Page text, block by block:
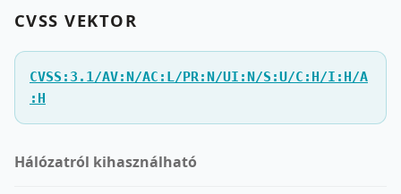
CVSS VEKTOR
CVSS:3.1/AV:N/AC:L/PR:N/UI:N/S:U/C:H/I:H/A
:H
Hálózatról kihasználható